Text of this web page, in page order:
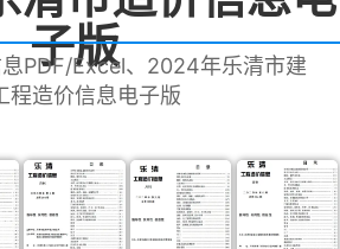
子版
PDF/Excel、2024年乐清市建
程造价信息电子版